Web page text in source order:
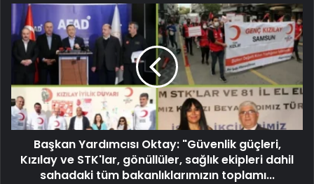
Başkan Yardımcısı Oktay: "Güvenlik güçleri,
Kızılay ve STK'lar, gönüllüler, sağlık ekipleri dahil
sahadaki tüm bakanlıklarımızın toplamı...